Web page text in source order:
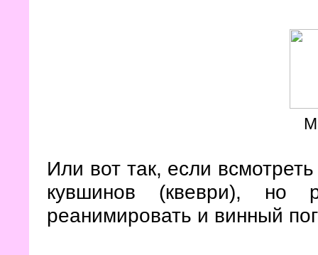
Или вот так, если
кувшинов (квеври), но
реанимировать и винный